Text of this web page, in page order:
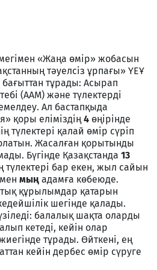
«Жаңа өмір» жобасын
тәуелсіз ұрпағы» ҮЕҰ
бағыттан тұрады: Асырап
(ААМ) және түлектерді
Ал бастапқыда
қоры еліміздің 4 өңірінде
түлектері қалай өмір сүріп
Жасалған қорытынды
Бүгінде Қазақстанда 13
түлектері бар екен, жыл сайын
мың адамға көбеюде.
құрылымдар қатарын
шегінде қалады.
балалық шақта оларды
кетеді, кейін олар
тұрады. Өйткені, ең
кейін дербес өмір сүруге